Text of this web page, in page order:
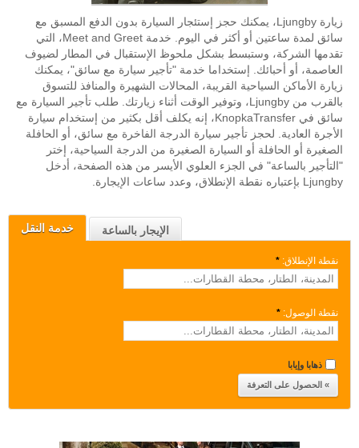
خدمة النقل الإيجار بالساعة
نقطة الإنطلاق: *
نقطة الوصول: *
ذهابا وإيابا
زيارة Ljungby، يمكنك حجز إستئجار السيارة بدون الدفع المسبق مع
سائق لمدة ساعتين أو أكثر في اليوم. خدمة Meet and Greet، التي
تقدمها الشركة، وستبسط بشكل ملحوظ الإستقبال في المطار لضيوف
العاصمة، أو أحبائك. إستخداما خدمة "تأجير سيارة مع سائق"، يمكنك
زيارة الأماكن السياحية القريبة، المحالات الشهيرة والمنافذ للتسوق
بالقرب من Ljungby، وتوفير الوقت أثناء زيارتك. طلب تأجير السيارة مع
سائق في KnopkaTransfer، إنه يكلف أقل بكثير من إستخدام سيارة
الأجرة العادية. لحجز تأجير سيارة الدرجة الفاخرة مع سائق، أو الحافلة
الصغيرة أو الحافلة أو السيارة الصغيرة من الدرجة السياحية، إختر
"التأجير بالساعة" في الجزء العلوي الأيسر من هذه الصفحة، أدخل
Ljungby بإعتباره نقطة الإنطلاق، وعدد ساعات الإيجارة.